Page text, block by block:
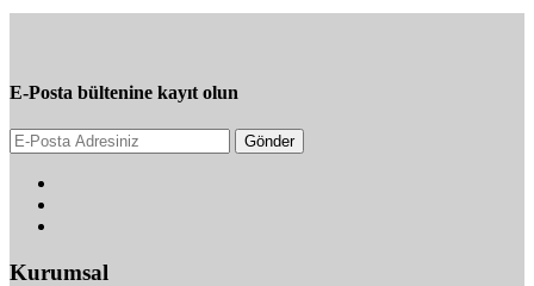
E-Posta bültenine kayıt olun
Gönder
Kurumsal